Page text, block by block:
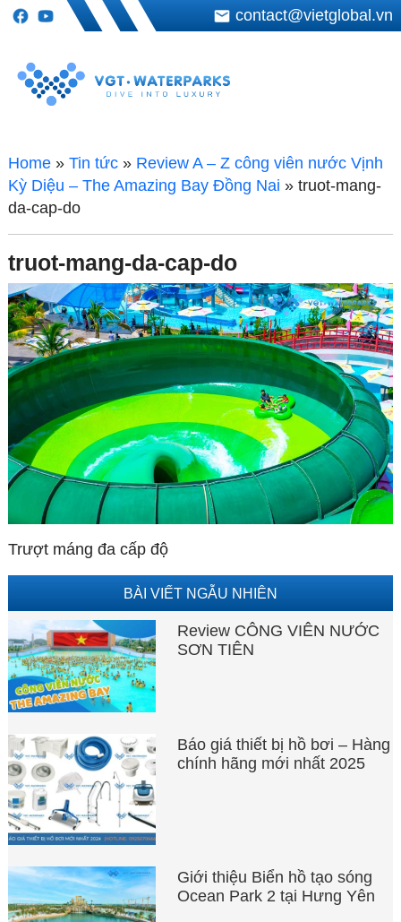
contact@vietglobal.vn
Home» Tin tức» Review A – Z công viên nước Vịnh
Kỳ Diệu – The Amazing Bay Đồng Nai » truot-mang-
da-cap-do
truot-mang-da-cap-do
Trượt máng đa cấp độ
BÀI VIẾT NGẪU NHIÊN
Review CÔNG VIÊN NƯỚC
SƠN TIÊN
Báo giá thiết bị hồ bơi – Hàng
chính hãng mới nhất 2025
Giới thiệu Biển hồ tạo sóng
Ocean Park 2 tại Hưng Yên